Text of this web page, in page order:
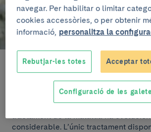
El carcinoma hepatocel·lular (HCC)
90% dels tumors primaris de fetge, és
causa de mort per càncer al món i té
de 800.000 nous casos l’any. En els
considerable. L’únic tractament
navegar. Per habilitar o limitar
cookies accessòries, o per obtenir
informació, personalitza la
Rebutjar-les totes Acceptar
Configuració de les